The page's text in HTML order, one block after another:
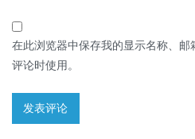
在此浏览器中保存我的显示名称、
评论时使用。